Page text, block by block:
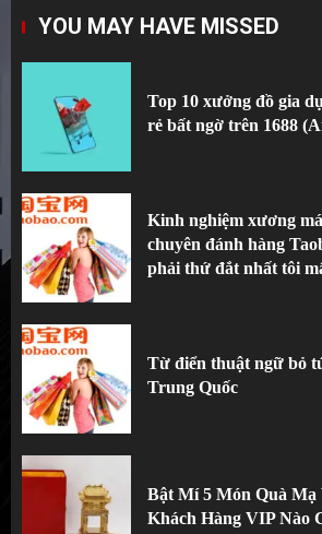
1
rẻ bất ngờ trên 1688
2
Kinh nghiệm xương
3
Từ điển thuật ngữ bỏ
YOU MAY HAVE MISSED
Top 10 xưởng đồ gia
rẻ bất ngờ trên 1688
Kinh nghiệm xương
chuyên đánh hàng
phải thứ đắt nhất tôi
Từ điển thuật ngữ bỏ
Trung Quốc
Bật Mí 5 Món Quà
Khách Hàng VIP Nào